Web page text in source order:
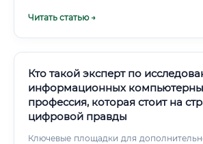
Читать статью →
Кто такой эксперт по
информационных
профессия, которая стоит на
цифровой правды
Ключевые площадки для